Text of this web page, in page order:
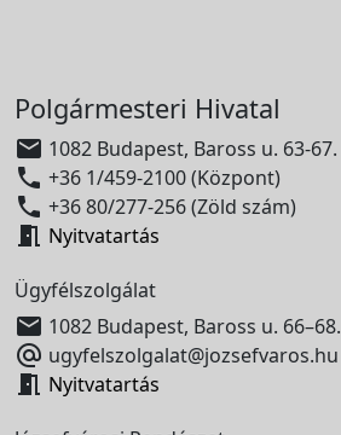
Polgármesteri Hivatal
 1082 Budapest, Baross u. 63-67.
 +36 1/459-2100 (Központ)
 +36 80/277-256 (Zöld szám)
 Nyitvatartás
Ügyfélszolgálat
 1082 Budapest, Baross u. 66–68.
 ugyfelszolgalat@jozsefvaros.hu
 Nyitvatartás